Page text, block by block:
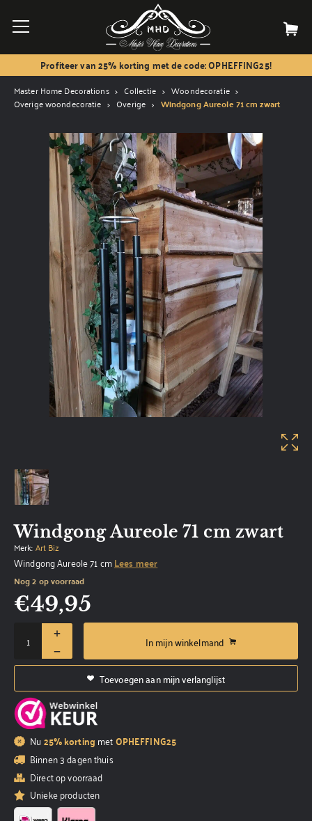
Profiteer van 25% korting met de code: OPHEFFING25!
Master Home Decorations Collectie
Woondecoratie
Overige woondecoratie
Overige Windgong Aureole 71 cm zwart
Windgong Aureole 71 cm zwart
Merk:Art Biz
Windgong Aureole 71 cmLees meer
Nog 2 op voorraad
€49,95
In mijn winkelmand
Toevoegen aan mijn verlanglijst
Nu 25% korting metOPHEFFING25
Binnen 3 dagen thuis
Direct op voorraad
Unieke producten